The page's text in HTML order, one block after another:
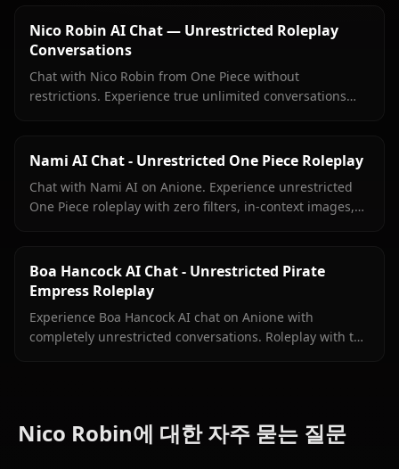
Nico Robin AI Chat — Unrestricted Roleplay
Conversations
Chat with Nico Robin from One Piece without
restrictions. Experience true unlimited conversations
Nami AI Chat - Unrestricted One Piece Roleplay
Chat with Nami AI on Anione. Experience unrestricted
One Piece roleplay with zero filters, in-context images,
Boa Hancock AI Chat - Unrestricted Pirate
Empress Roleplay
Experience Boa Hancock AI chat on Anione with
completely unrestricted conversations. Roleplay with the
Nico Robin에 대한 자주 묻는 질문